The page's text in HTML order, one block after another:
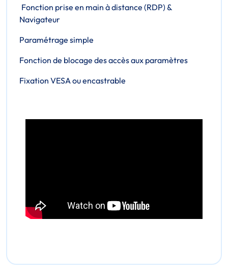
Fonction prise en main à distance (RDP) &
Navigateur
Paramétrage simple
Fonction de blocage des accèsaux paramètres
Fixation VESA ou encastrable